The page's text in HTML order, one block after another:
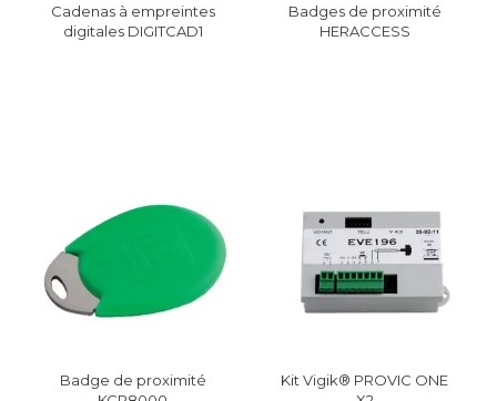
Cadenas à empreintes
digitales DIGITCAD1
Badges de proximité
HERACCESS
Badge de proximité
Kit Vigik® PROVIC ONE